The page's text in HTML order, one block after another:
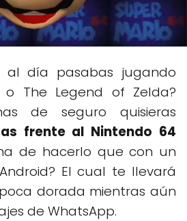
al día pasabas jugando
The Legend of Zelda?
de seguro quisieras
frente al Nintendo 64
de hacerlo que con un
El cual te llevará
dorada mientras aún
de WhatsApp.